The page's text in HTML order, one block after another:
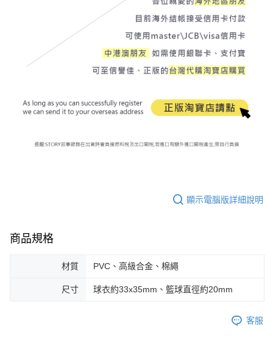
顯示電腦版詳細說明
商品規格
材質 PVC、高級合金、棉繩
尺寸 球衣約33x35mm、籃球直徑約20mm
客服